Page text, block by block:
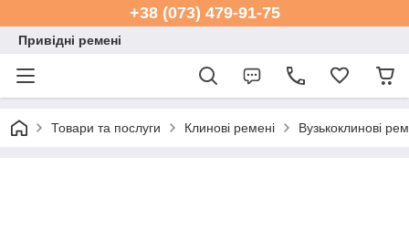
+38 (073) 479-91-75
Привідні ремені
Товари та послуги Клинові ремені Вузькоклинові